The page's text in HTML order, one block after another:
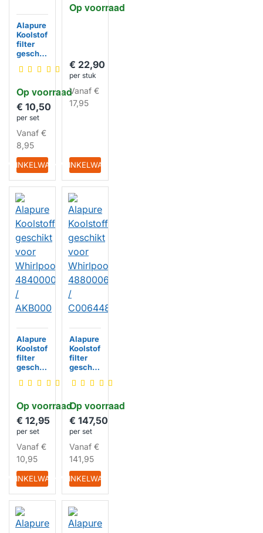
HUISMERK
Op voorraad
Alapure
Koolstof
filter
geschik
Whirlpo
484000
008674
/
C00383
473 /
FAC529
/ Type
F196
€ 10,50
per set
Vanaf €
8,95
WINKELWAGEN
HUISMERK
Op voorraad
484000
008693
€ 22,90
per stuk
Vanaf€
17,95
IN WINKELWAGEN
Op voorraad
Alapure
Koolstof
filter
geschik
Whirlpo
484000
008782
/
AKB00
0
€ 12,95
per set
Vanaf €
10,95
WINKELWAGEN
Op voorraad
Alapure
Koolstof
filter
geschik
Whirlpo
488000
644853
/
C00644
853
€ 147,50
per set
Vanaf€
141,95
IN WINKELWAGEN